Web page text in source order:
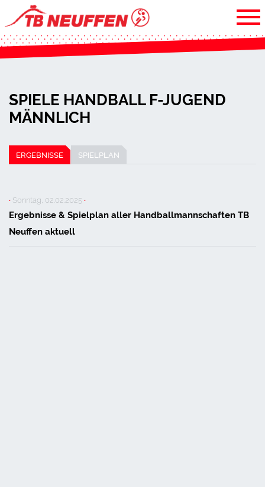
SPIELE HANDBALL F-JUGEND
MÄNNLICH
ERGEBNISSE SPIELPLAN
· Sonntag, 02.02.2025·
Ergebnisse & Spielplan aller Handballmannschaften TB
Neuffen aktuell